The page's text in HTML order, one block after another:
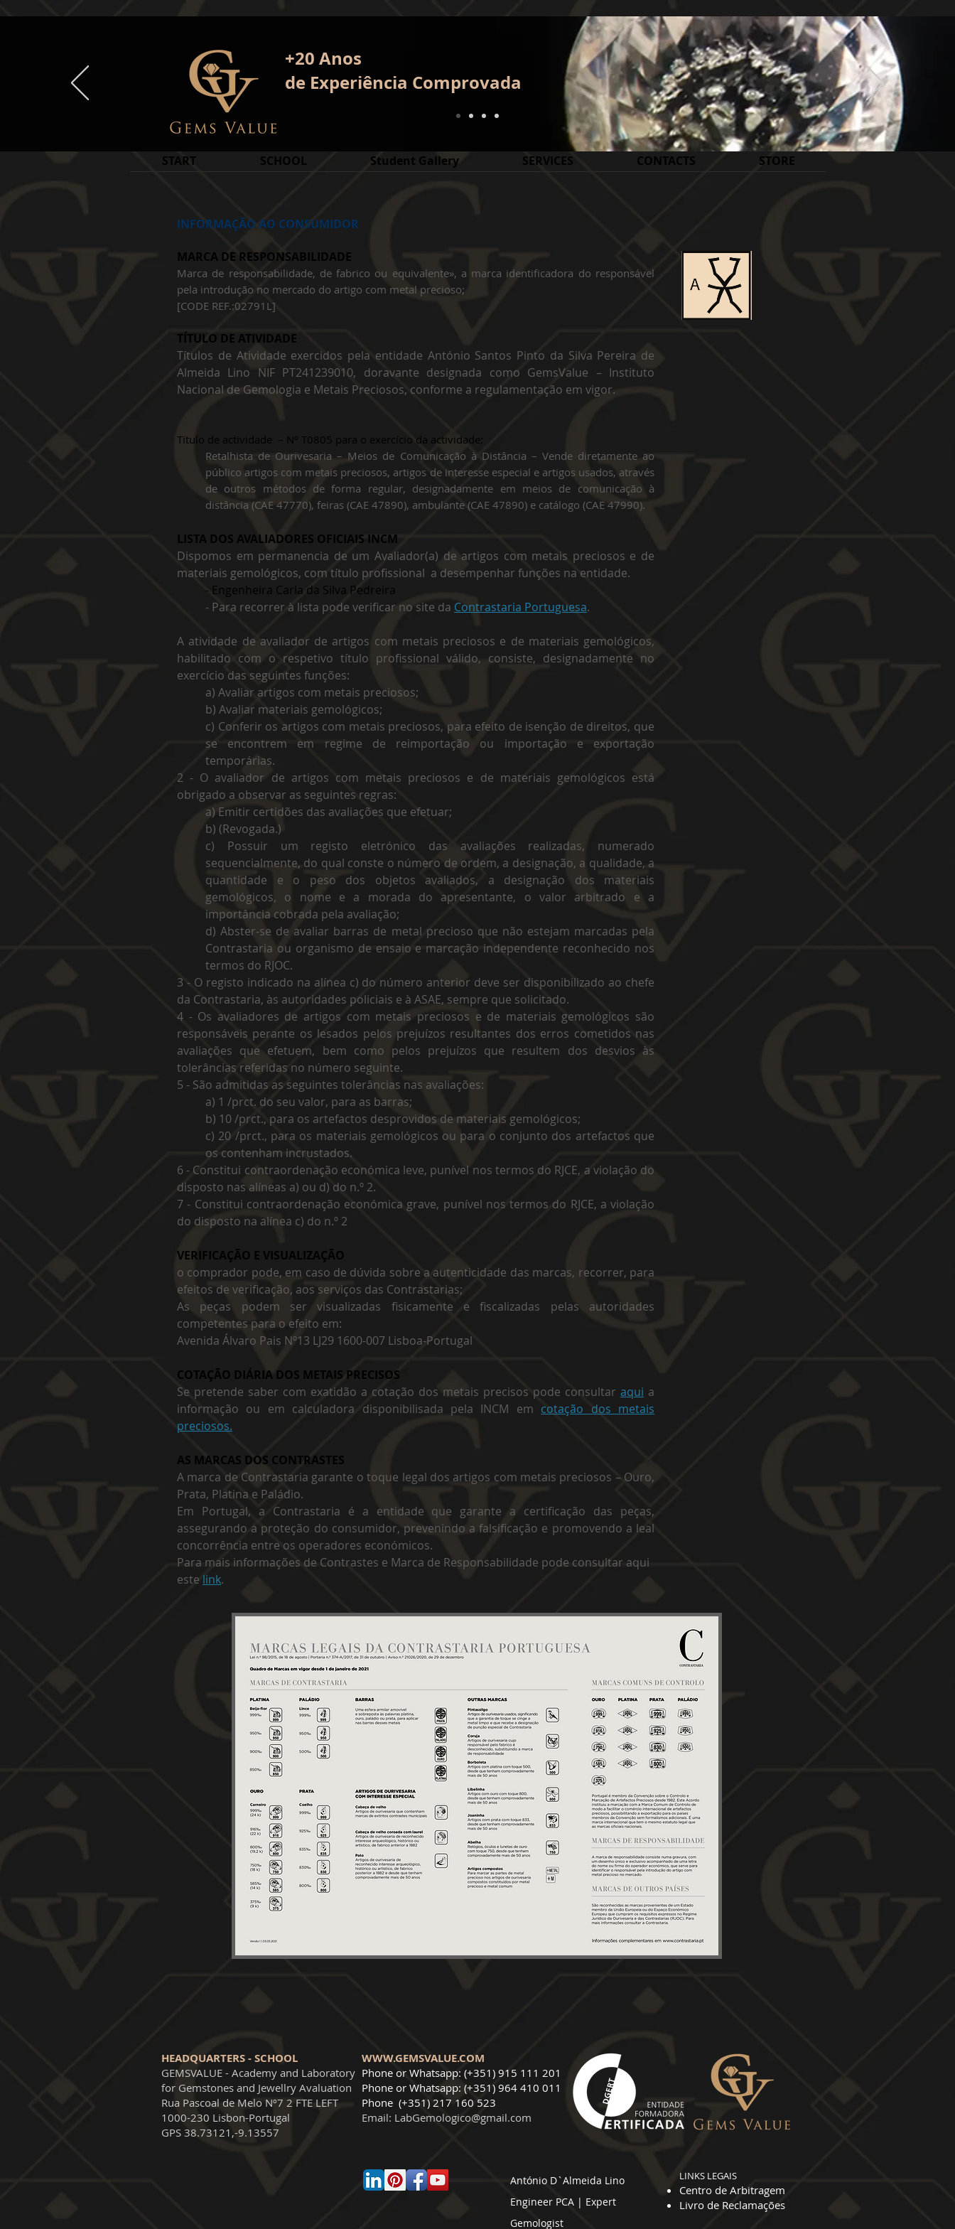
+20 Anos
de Experiência Comprovada
START SCHOOL Student Gallery SERVICES CONTACTS STORE
INFORMAÇÃO AO CONSUMIDOR
MARCA DE RESPONSABILIDADE
​Marca de responsabilidade, de fabrico ou equivalente», a marca identificadora do responsável
pela introdução no mercado do artigo com metal precioso;
[CODE REF.:02791L]
TÍTULO DE ATIVIDADE​
​Títulos de Atividade exercidos pela entidade António Santos Pinto da Silva Pereira de
Almeida Lino NIF PT241239010, doravante designada como GemsValue – Instituto
Nacional de Gemologia e Metais Preciosos, conforme a regulamentação em vigor.
Titulo de actividade – Nº T0805 para o exercício da actividade:​
Retalhista de Ourivesaria – Meios de Comunicação à Distância – Vende diretamente ao
público artigos com metais preciosos, artigos de interesse especial e artigos usados, através
de outros métodos de forma regular, designadamente em meios de comunicação à
distância (CAE 47770), feiras (CAE 47890), ambulante (CAE 47890) e catálogo (CAE 47990).
LISTA DOS AVALIADORES OFICIAIS INCM
Dispomos em permanencia de um Avaliador(a) de artigos com metais preciosos e de
materiais gemológicos, com título profissional a desempenhar funções na entidade.
- Engenheira Carla da Silva Pedreira
- Para recorrer à lista pode verificar no site da Contrastaria Portuguesa.
A atividade de avaliador de artigos com metais preciosos e de materiais gemológicos,
habilitado com o respetivo título profissional válido, consiste, designadamente no
exercício das seguintes funções:
a) Avaliar artigos com metais preciosos;
b) Avaliar materiais gemológicos;
c) Conferir os artigos com metais preciosos, para efeito de isenção de direitos, que
se encontrem em regime de reimportação ou importação e exportação
temporárias.
2 - O avaliador de artigos com metais preciosos e de materiais gemológicos está
obrigado a observar as seguintes regras:
a) Emitir certidões das avaliações que efetuar;
b) (Revogada.)
c) Possuir um registo eletrónico das avaliações realizadas, numerado
sequencialmente, do qual conste o número de ordem, a designação, a qualidade, a
quantidade e o peso dos objetos avaliados, a designação dos materiais
gemológicos, o nome e a morada do apresentante, o valor arbitrado e a
importância cobrada pela avaliação;
d) Abster-se de avaliar barras de metal precioso que não estejam marcadas pela
Contrastaria ou organismo de ensaio e marcação independente reconhecido nos
termos do RJOC.
3 - O registo indicado na alínea c) do número anterior deve ser disponibilizado ao chefe
da Contrastaria, às autoridades policiais e à ASAE, sempre que solicitado.
4 - Os avaliadores de artigos com metais preciosos e de materiais gemológicos são
responsáveis perante os lesados pelos prejuízos resultantes dos erros cometidos nas
avaliações que efetuem, bem como pelos prejuízos que resultem dos desvios às
tolerâncias referidas no número seguinte.
5 - São admitidas as seguintes tolerâncias nas avaliações:
a) 1 /prct. do seu valor, para as barras;
b) 10 /prct., para os artefactos desprovidos de materiais gemológicos;
c) 20 /prct., para os materiais gemológicos ou para o conjunto dos artefactos que
os contenham incrustados.
6 - Constitui contraordenação económica leve, punível nos termos do RJCE, a violação do
disposto nas alíneas a) ou d) do n.º 2.
7 - Constitui contraordenação económica grave, punível nos termos do RJCE, a violação
do disposto na alínea c) do n.º 2
VERIFICAÇÃO E VISUALIZAÇÃO
o comprador pode, em caso de dúvida sobre a autenticidade das marcas, recorrer, para
efeitos de verificação, aos serviços das Contrastarias;
As peças podem ser visualizadas fisicamente e fiscalizadas pelas autoridades
competentes para o efeito em:
Avenida Álvaro Pais Nº13 LJ29 1600-007 Lisboa-Portugal
COTAÇÃO DIÁRIA DOS METAIS PRECISOS
Se pretende saber com exatidão a cotação dos metais precisos pode consultar aqui a
informação ou em calculadora disponibilisada pela INCM em cotação dos metais
preciosos.
AS MARCAS DOS CONTRASTES
A marca de Contrastaria garante o toque legal dos artigos com metais preciosos – Ouro,
Prata, Platina e Paládio.
Em Portugal, a Contrastaria é a entidade que garante a certificação das peças,
assegurando a proteção do consumidor, prevenindo a falsificação e promovendo a leal
concorrência entre os operadores económicos.
Para mais informações de Contrastes e Marca de Responsabilidade pode consultar aqui
este link.
HEADQUARTERS - SCHOOL
GEMSVALUE - Academy and Laboratory
for Gemstones and Jewellry Avaluation
Rua Pascoal de Melo Nº7 2 FTE LEFT
1000-230 Lisbon-Portugal
GPS 38.73121,-9.13557
WWW.GEMSVALUE.COM
Phone or Whatsapp: (+351) 915 111 201
Phone or Whatsapp: (+351) 964 410 011
Phone (+351) 217 160 523
Email: LabGemologico@gmail.com
António D`Almeida Lino
Engineer PCA | Expert
Gemologist
LINKS LEGAIS
Centro de Arbitragem
Livro de Reclamações